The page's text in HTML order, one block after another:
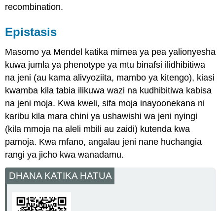
recombination.
Epistasis
Masomo ya Mendel katika mimea ya pea yalionyesha
kuwa jumla ya phenotype ya mtu binafsi ilidhibitiwa
na jeni (au kama alivyoziita, mambo ya kitengo), kiasi
kwamba kila tabia ilikuwa wazi na kudhibitiwa kabisa
na jeni moja. Kwa kweli, sifa moja inayoonekana ni
karibu kila mara chini ya ushawishi wa jeni nyingi
(kila mmoja na aleli mbili au zaidi) kutenda kwa
pamoja. Kwa mfano, angalau jeni nane huchangia
rangi ya jicho kwa wanadamu.
DHANA KATIKA HATUA